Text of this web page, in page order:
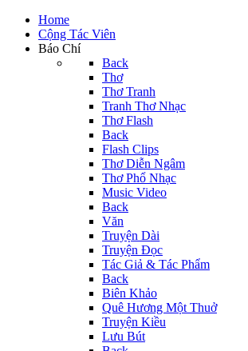
Home
Cộng Tác Viên
Báo Chí
Back
Thơ
Thơ Tranh
Tranh Thơ Nhạc
Thơ Flash
Back
Flash Clips
Thơ Diễn Ngâm
Thơ Phổ Nhạc
Music Video
Back
Văn
Truyện Dài
Truyện Đọc
Tác Giả & Tác Phẩm
Back
Biên Khảo
Quê Hương Một Thuở
Truyện Kiều
Lưu Bút